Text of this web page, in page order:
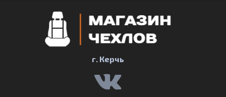
г. Керчь